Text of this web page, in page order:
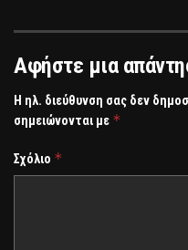
Αφήστε μια
Η ηλ. διεύθυνση σας δεν
σημειώνονται με *
Σχόλιο *